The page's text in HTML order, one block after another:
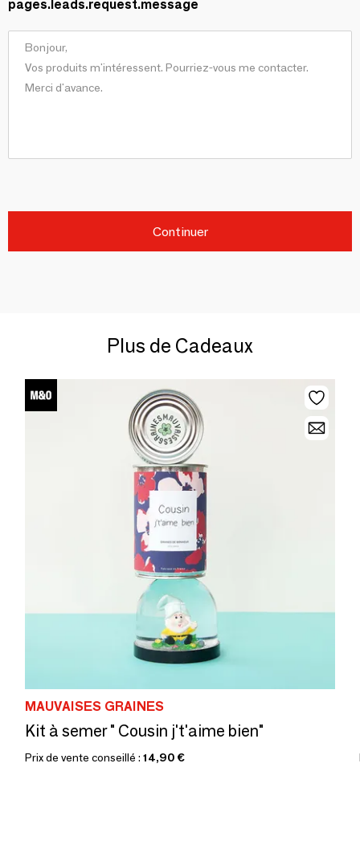
pages.leads.request.message
Continuer
Plus de Cadeaux
MAUVAISES GRAINES
Kit à semer " Cousin j't'aime bien"
Prix de vente conseillé : 14,90 €